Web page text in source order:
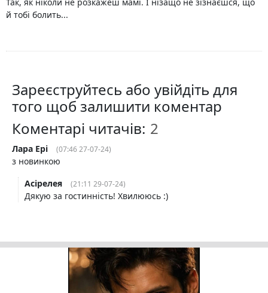
й тобі болить...
Зареєструйтесь або увійдіть для
того щоб залишити коментар
Коментарі читачів:
Лара Ері (07:46 27-07-24)
з новинкою
Асірелея
(21:11 29-07-24)
Дякую за гостинність! Хвилююсь :)